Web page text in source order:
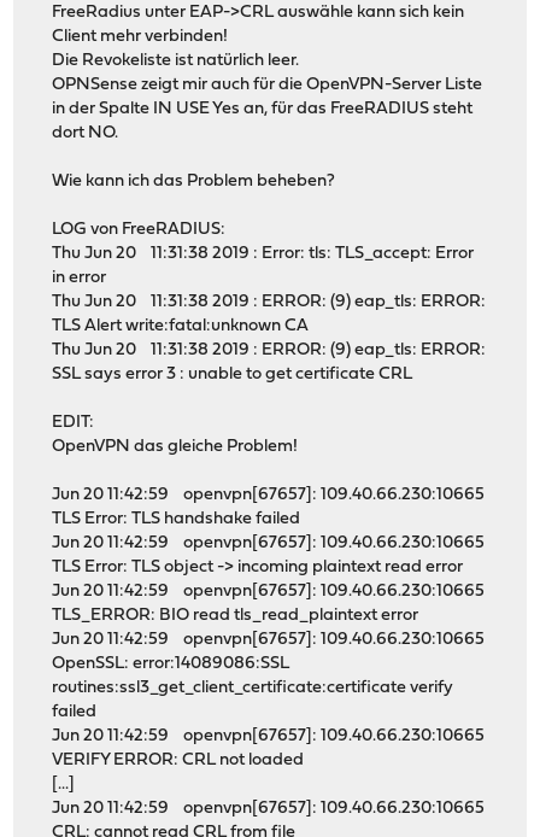
FreeRadius unter EAP->CRL auswähle kann sich kein
Client mehr verbinden!
Die Revokeliste ist natürlich leer.
OPNSense zeigt mir auch für die OpenVPN-Server Liste
in der Spalte IN USE Yes an, für das FreeRADIUS steht
dort NO.
Wie kann ich das Problem beheben?
LOG von FreeRADIUS:
Thu Jun 20 11:31:38 2019 : Error: tls: TLS_accept: Error
in error
Thu Jun 20 11:31:38 2019 : ERROR: (9) eap_tls: ERROR:
TLS Alert write:fatal:unknown CA
Thu Jun 20 11:31:38 2019 : ERROR: (9) eap_tls: ERROR:
SSL says error 3 : unable to get certificate CRL
EDIT:
OpenVPN das gleiche Problem!
Jun 20 11:42:59 openvpn[67657]: 109.40.66.230:10665
TLS Error: TLS handshake failed
Jun 20 11:42:59 openvpn[67657]: 109.40.66.230:10665
TLS Error: TLS object -> incoming plaintext read error
Jun 20 11:42:59 openvpn[67657]: 109.40.66.230:10665
TLS_ERROR: BIO read tls_read_plaintext error
Jun 20 11:42:59 openvpn[67657]: 109.40.66.230:10665
OpenSSL: error:14089086:SSL
routines:ssl3_get_client_certificate:certificate verify
failed
Jun 20 11:42:59 openvpn[67657]: 109.40.66.230:10665
VERIFY ERROR: CRL not loaded
[...]
Jun 20 11:42:59 openvpn[67657]: 109.40.66.230:10665
CRL: cannot read CRL from file